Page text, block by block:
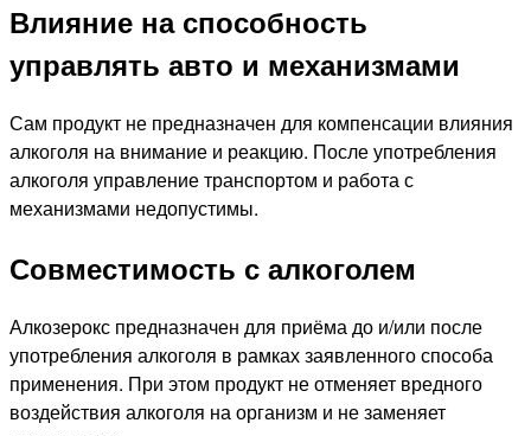
Влияние на способность
управлять авто и механизмами
Сам продукт не предназначен для компенсации влияния
алкоголя на внимание и реакцию. После употребления
алкоголя управление транспортом и работа с
механизмами недопустимы.
Совместимость с алкоголем
Алкозерокс предназначен для приёма до и/или после
употребления алкоголя в рамках заявленного способа
применения. При этом продукт не отменяет вредного
воздействия алкоголя на организм и не заменяет